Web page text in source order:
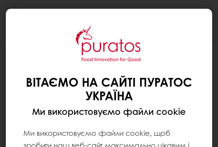
ВІТАЄМО НА САЙТІ ПУРАТОС
УКРАЇНА
Ми використовуємо файли cookie
Ми використовуємо файли cookie, щоб